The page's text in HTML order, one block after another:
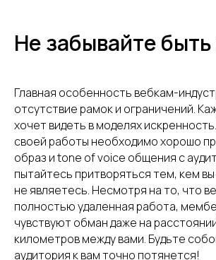
Не забывайте
Главная особенность вебкам-
отсутствие рамок и ограничений.
хочет видеть в моделях
своей работы необходимо хорошо
образ и tone of voice общения с
пытайтесь притворяться тем, кем
не являетесь. Несмотря на то, что
полностью удаленная работа,
чувствуют обман даже на
километров между вами. Будьте
аудитория к вам точно потянется!